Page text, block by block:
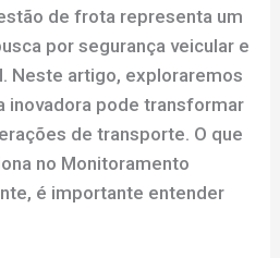
de frota representa um
por segurança veicular e
Neste artigo, exploraremos
inovadora pode transformar
de transporte. O que
no Monitoramento
é importante entender